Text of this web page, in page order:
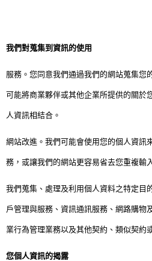
我們對蒐集到資訊的使用
服務。您同意我們通過我們的網站蒐集您
可能將商業夥伴或其他企業所提供的關於
人資訊相結合。
網站改進。我們可能會使用您的個人資訊
務，或讓我們的網站更容易省去您重複輸
我們蒐集、處理及利用個人資料之特定目
戶管理與服務、資訊通訊服務、網路購物
業行為管理業務以及其他契約、類似契約
您個人資訊的揭露